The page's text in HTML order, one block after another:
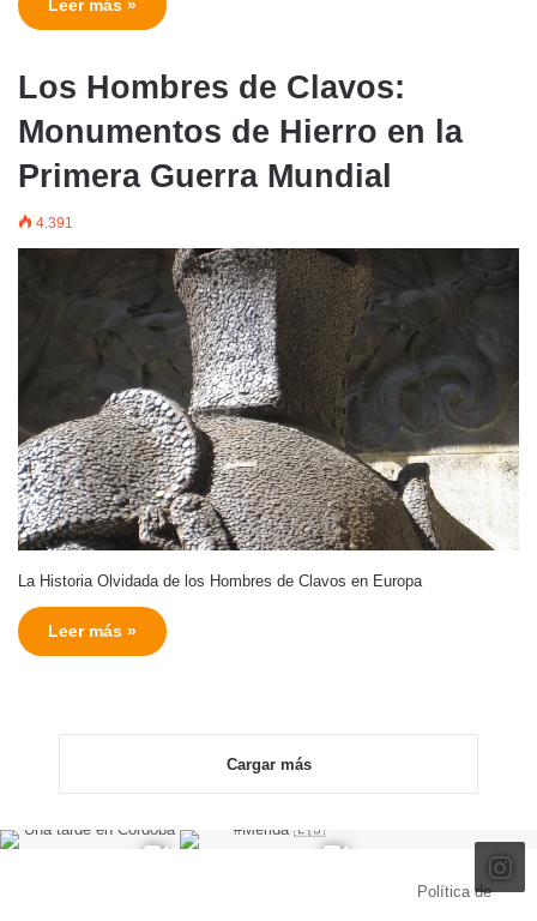
Leer más »
Los Hombres de Clavos:
Monumentos de Hierro en la
Primera Guerra Mundial
4.391
La Historia Olvidada de los Hombres de Clavos en Europa
Leer más »
Cargar más
Política de